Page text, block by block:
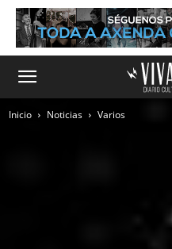
Inicio Noticias Varios